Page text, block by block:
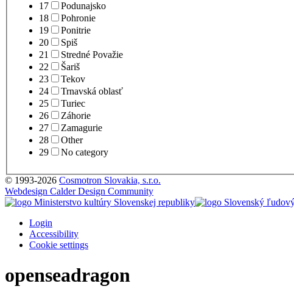
17
Podunajsko
18
Pohronie
19
Ponitrie
20
Spiš
21
Stredné Považie
22
Šariš
23
Tekov
24
Trnavská oblasť
25
Turiec
26
Záhorie
27
Zamagurie
28
Other
29
No category
© 1993-2026 Cosmotron Slovakia, s.r.o.
Webdesign Calder Design Community
Login
Accessibility
Cookie settings
openseadragon